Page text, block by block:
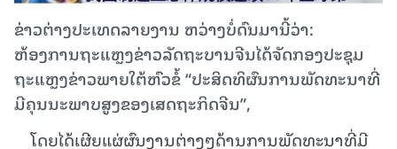
ຂ່າວຕ່າງປະເທດລາຍງານ ຫວ່າງບໍ່ດົນມານີ້ວ່າ:
ຫ້ອງການຖະແຫຼງຂ່າວລັດຖະບານຈີນໄດ້ຈັດກອງປະຊຸມ
ຖະແຫຼງຂ່າວພາຍໃຕ້ຫົວຂໍ້ “ປະສິດທິຜົນການພັດທະນາທີ່
ມີຄຸນນະພາບສູງຂອງເສດຖະກິດຈີນ”,
ໂດຍໄດ້ເຜີຍແຜ່ຜົນງານຕ່າງໆດ້ານການພັດທະນາທີ່ມີ